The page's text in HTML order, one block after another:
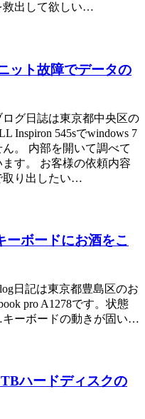
救出して欲しい…
ット故障でデータの
グ日誌は東京都中央区の
Inspiron 545sでwindows 7
。 内部を開いて調べて
す。 お客様の依頼内容
取り出したい…
ーボードにお酒をこ
日記は東京都豊島区のお
pro A1278です。状態
ーボードの動きが固い…
ハードディスクの